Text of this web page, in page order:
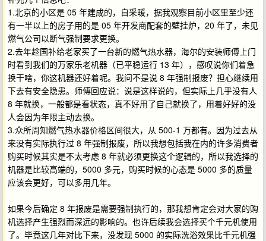
1.北京的小区是 05 年建成的，自采暖，据我观察目前小区里至少还
有一半以上的房子用的是 05 年开发商配套的壁挂炉，20 年了，未见
燃气公司以断气强制要求更换。
2.去年趁国补给老家买了一台新的燃气热水器，海尔的安装师傅上门
时看到我们的万家乐老机器（已平稳运行 13 年），感叹说你们着急
换干啥，你这机器还好着呢。我问不是说 8 年强制报废？担心继续用
下去有安全隐患。师傅回应说：说是这样说的，但实际上几乎没有人
8 年就换，一般都是看状态，真不好用了自己就换了，用着好好的没
人会因为年限主动去换。
3.众所周知燃气热水器价格区间很大，从 500-1 万都有。因为过去从
来没有实际执行过 8 年强制报废，所以我想包括我在内的许多消费者
购买时候其实是不太考虑 8 年就必须更换这个逻辑的，所以我选择的
机器是比较高端的，5000 多元，购买时候的心态是 5000 多的质量
应该会更好，可以多用几年。
如果今后确定 8 年报废是需要强制执行的，那我想肯定会对大家的购
机选择产生强烈而深远的影响的。也许后续我会选择买个千元机使用
了。毕竟这几年对比下来，没发现 5000 的实际洗浴效果比千元机强